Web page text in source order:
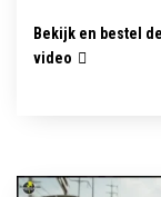
Bekijk en bestel
video